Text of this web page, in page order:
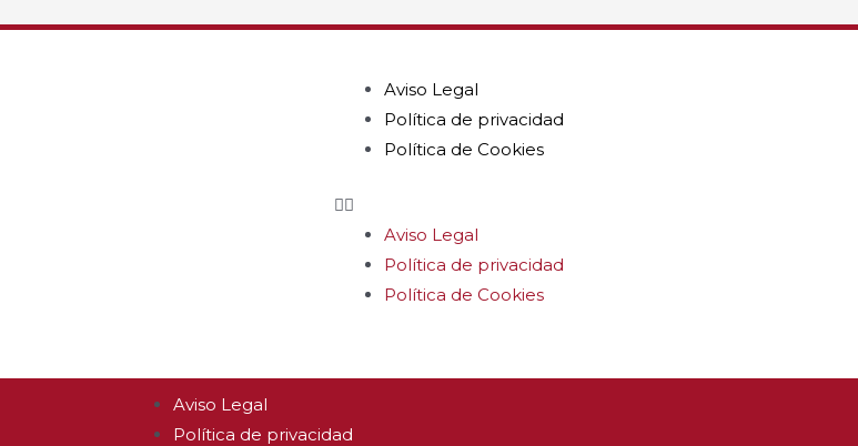
Aviso Legal
Política de privacidad
Política de Cookies
Aviso Legal
Política de privacidad
Política de Cookies
Aviso Legal
Política de privacidad